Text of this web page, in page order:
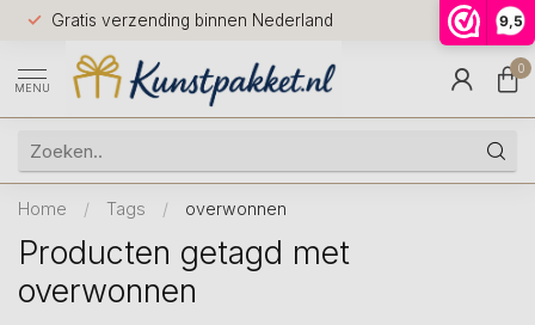
9,5
Gratis verzending binnen Nederland
Voor
huis
9.5
MENU
0
Home / Tags / overwonnen
Producten getagd met
overwonnen